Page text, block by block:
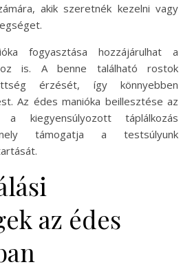
akik szeretnék kezelni vagy
fogyasztása hozzájárulhat a
is. A benne található rostok
érzését, így könnyebben
Az édes manióka beillesztése az
kiegyensúlyozott táplálkozás
támogatja a testsúlyunk
az édes